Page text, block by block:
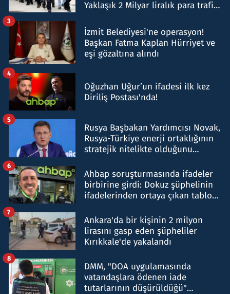
Yaklaşık 2 Milyar liralık para trafiği
İzmit Belediyesi'ne operasyon!
Başkan Fatma Kaplan Hürriyet ve
eşi gözaltına alındı
3
Oğuzhan Uğur’un ifadesi ilk kez
Diriliş Postası'nda!
4
Rusya Başbakan Yardımcısı Novak,
Rusya-Türkiye enerji ortaklığının
stratejik nitelikte olduğunu
5
Ahbap soruşturmasında ifadeler
birbirine girdi: Dokuz şüphelinin
ifadelerinden ortaya çıkan tablo
6
Ankara'da bir kişinin 2 milyon
lirasını gasp eden şüpheliler
Kırıkkale'de yakalandı
7
DMM, "DOA uygulamasında
vatandaşlara ödenen iade
tutarlarının düşürüldüğü"
8